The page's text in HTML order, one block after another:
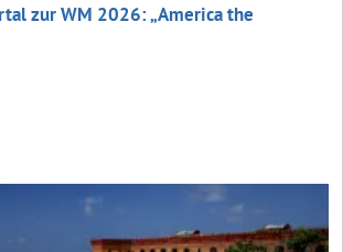
zur WM 2026: „America the